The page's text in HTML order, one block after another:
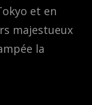
et en
majestueux
la